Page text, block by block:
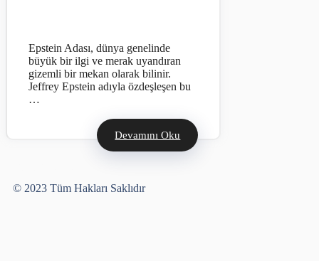
Epstein Adası, dünya genelinde
büyük bir ilgi ve merak uyandıran
gizemli bir mekan olarak bilinir.
Jeffrey Epstein adıyla özdeşleşen bu
…
Devamını Oku
© 2023 Tüm Hakları Saklıdır